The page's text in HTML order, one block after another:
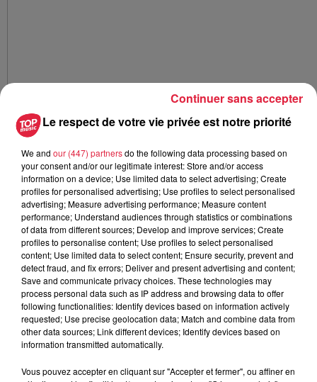
Paul et Joe au travail. /@ Top Music - LD
On ne valorise pas assez les savoir-faire. Les concepts où
toutes les marques se ressemblent, ce n'est pas ce qu'on a
envie de porter comme projet.Aujourd'hui, il y a plein de
belles initiatives, de beaux entrepreneurs et de beaux
savoir-faire qui méritent d'avoir une vitrine. Nous
briller", conclut Maïlys.
Le respect de votre vie privée est notre priorité
We and our (447) partnersdo the following data processing based on
your consent and/or our legitimate interest: Store and/or access
information on a device; Use limited data to select advertising; Create
profiles for personalised advertising; Use profiles to select personalised
advertising; Measure advertising performance; Measure content
performance; Understand audiences through statistics or combinations
of data from different sources; Develop and improve services; Create
profiles to personalise content; Use profiles to select personalised
content; Use limited data to select content; Ensure security, prevent and
detect fraud, and fix errors; Deliver and present advertising and content;
Save and communicate privacy choices. These technologies may
process personal data such as IP address and browsing data to offer
following functionalities: Identify devices based on information actively
requested; Use precise geolocation data; Match and combine data from
other data sources; Link different devices; Identify devices based on
information transmitted automatically.
Vous pouvez accepter en cliquant sur "Accepter et fermer", ou affiner en
Continuer sans accepter